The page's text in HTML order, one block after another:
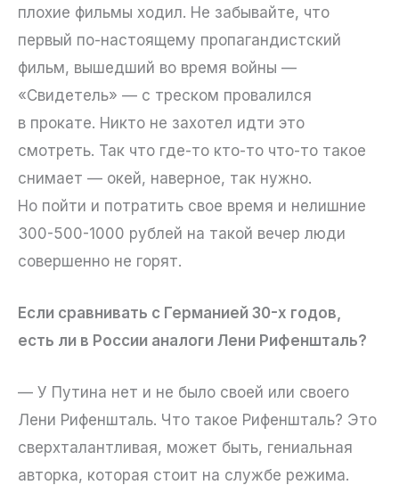
плохие фильмы ходил. Не забывайте, что
первый по-настоящему пропагандистский
фильм, вышедший во время войны —
«Свидетель» — с треском провалился
в прокате. Никто не захотел идти это
смотреть. Так что где-то кто-то что-то такое
снимает — окей, наверное, так нужно.
Но пойти и потратить свое время и нелишние
300-500-1000 рублей на такой вечер люди
совершенно не горят.
Если сравнивать с Германией 30-х годов,
есть ли в России аналоги Лени Рифеншталь?
— У Путина нет и не было своей или своего
Лени Рифеншталь. Что такое Рифеншталь? Это
сверхталантливая, может быть, гениальная
авторка, которая стоит на службе режима.